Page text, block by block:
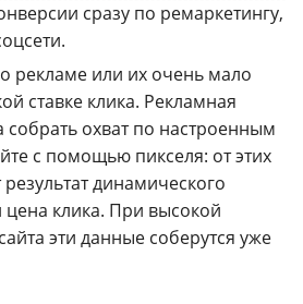
сразу по ремаркетингу,
рекламе или их очень мало
ставке клика. Рекламная
собрать охват по настроенным
с помощью пикселя: от этих
динамического
цена клика. При высокой
эти данные соберутся уже